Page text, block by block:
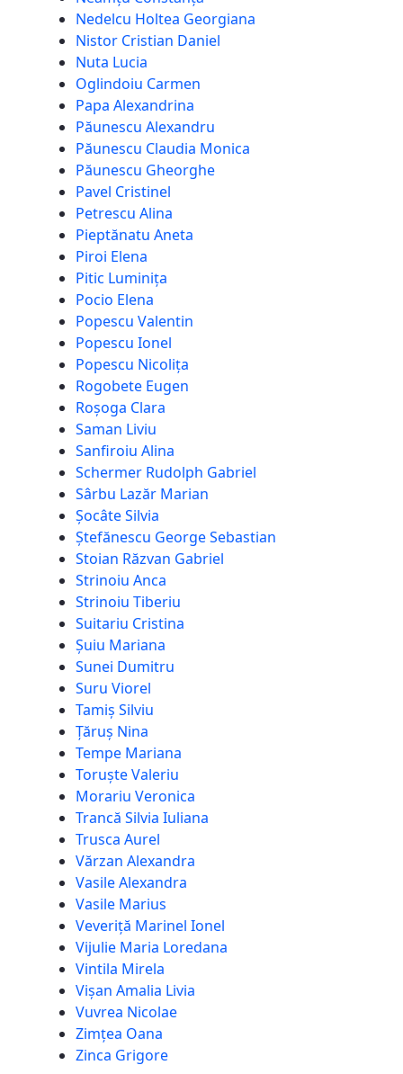
Nedelcu Holtea Georgiana
Nistor Cristian Daniel
Nuta Lucia
Oglindoiu Carmen
Papa Alexandrina
Păunescu Alexandru
Păunescu Claudia Monica
Păunescu Gheorghe
Pavel Cristinel
Petrescu Alina
Pieptănatu Aneta
Piroi Elena
Pitic Luminița
Pocio Elena
Popescu Valentin
Popescu Ionel
Popescu Nicolița
Rogobete Eugen
Roșoga Clara
Saman Liviu
Sanfiroiu Alina
Schermer Rudolph Gabriel
Sârbu Lazăr Marian
Șocâte Silvia
Ștefănescu George Sebastian
Stoian Răzvan Gabriel
Strinoiu Anca
Strinoiu Tiberiu
Suitariu Cristina
Șuiu Mariana
Sunei Dumitru
Suru Viorel
Tamiș Silviu
Țăruș Nina
Tempe Mariana
Toruște Valeriu
Morariu Veronica
Trancă Silvia Iuliana
Trusca Aurel
Vărzan Alexandra
Vasile Alexandra
Vasile Marius
Veveriță Marinel Ionel
Vijulie Maria Loredana
Vintila Mirela
Vișan Amalia Livia
Vuvrea Nicolae
Zimțea Oana
Zinca Grigore